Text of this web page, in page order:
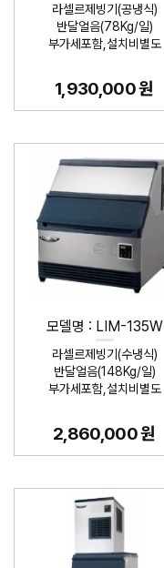
라셀르제빙기(공냉식)
반달얼음(78Kg/일)
부가세포함,설치비별도
1,930,000 원
모델명 : LIM-135W
라셀르제빙기(수냉식)
반달얼음(148Kg/일)
부가세포함,설치비별도
2,860,000 원